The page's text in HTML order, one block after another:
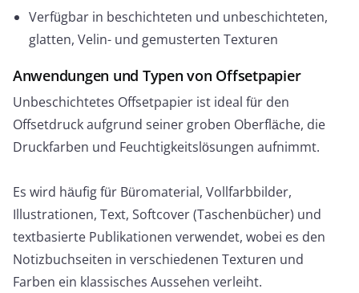
Verfügbar in beschichteten und unbeschichteten,
glatten, Velin- und gemusterten Texturen
Anwendungen und Typen von Offsetpapier
Unbeschichtetes Offsetpapier ist ideal für den
Offsetdruck aufgrund seiner groben Oberfläche, die
Druckfarben und Feuchtigkeitslösungen aufnimmt.
Es wird häufig für Büromaterial, Vollfarbbilder,
Illustrationen, Text, Softcover (Taschenbücher) und
textbasierte Publikationen verwendet, wobei es den
Notizbuchseiten in verschiedenen Texturen und
Farben ein klassisches Aussehen verleiht.